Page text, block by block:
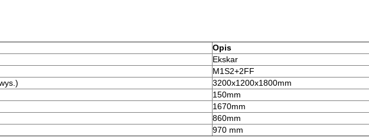
Opis
Ekskar
M1S2+2FF
3200x1200x1800mm
150mm
1670mm
860mm
970 mm